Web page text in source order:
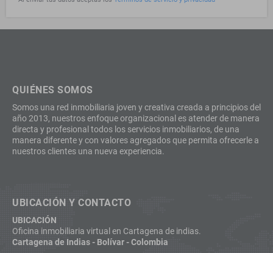
QUIÉNES SOMOS
Somos una red inmobiliaria joven y creativa creada a principios del
año 2013, nuestros enfoque organizacional es atender de manera
directa y profesional todos los servicios inmobiliarios, de una
manera diferente y con valores agregados que permita ofrecerle a
nuestros clientes una nueva experiencia.
UBICACIÓN Y CONTACTO
UBICACIÓN
Oficina inmobiliaria virtual en Cartagena de indias.
Cartagena de Indias - Bolívar - Colombia